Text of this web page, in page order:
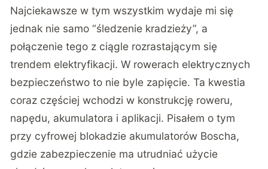
Najciekawsze w tym wszystkim wydaje mi się
jednak nie samo “śledzenie kradzieży”, a
połączenie tego z ciągle rozrastającym się
trendem elektryfikacji. W rowerach elektrycznych
bezpieczeństwo to nie byle zapięcie. Ta kwestia
coraz częściej wchodzi w konstrukcję roweru,
napędu, akumulatora i aplikacji. Pisałem o tym
przy cyfrowej blokadzie akumulatorów Boscha,
gdzie zabezpieczenie ma utrudniać użycie